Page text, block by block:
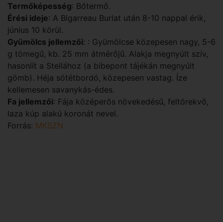
Termőképesség: Bőtermő.
Érési ideje: A Bigarreau Burlat után 8-10 nappal érik,
június 10 körül.
Gyümölcs jellemzői: : Gyümölcse közepesen nagy, 5-6
g tömegű, kb. 25 mm átmérőjű. Alakja megnyúlt szív,
hasonlít a Stellához (a bibepont tájékán megnyúlt
gömb). Héja sötétbordó, közepesen vastag. Íze
kellemesen savanykás-édes.
Fa jellemzői: Fája középerős növekedésű, feltörekvő,
laza kúp alakú koronát nevel.
Forrás: MKSZN